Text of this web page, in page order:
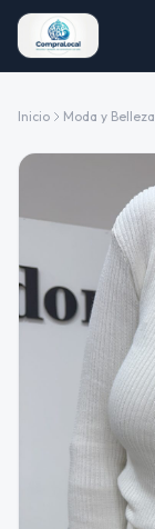
Inicio Moda y Belleza